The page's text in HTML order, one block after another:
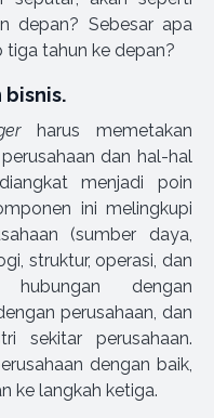
depan? Sebesar apa
tahun ke depan?
bisnis.
harus memetakan
dan hal-hal
menjadi poin
ini melingkupi
(sumber daya,
struktur, operasi, dan
hubungan dengan
perusahaan, dan
sekitar perusahaan.
dengan baik,
ke langkah ketiga.